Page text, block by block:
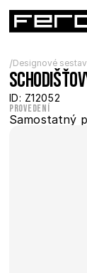
/Designové
ID: Z12052
Provedení
Samostatný